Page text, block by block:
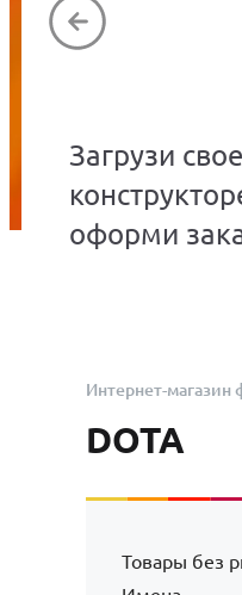
Загрузи
оформи
Интернет-магазин
DOTA
Товары без